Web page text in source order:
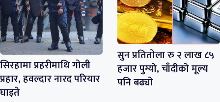
सिरहामा प्रहरीमाथि गोली
प्रहार, हवल्दार नारद परियार
घाइते
सुन प्रतितोला रु २ लाख ८५
हजार पुग्यो, चाँदीको मूल्य
पनि बढ्यो